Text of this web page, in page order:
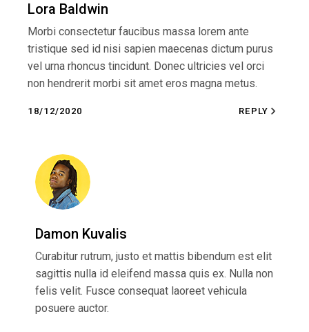
Lora Baldwin
Morbi consectetur faucibus massa lorem ante
tristique sed id nisi sapien maecenas dictum purus
vel urna rhoncus tincidunt. Donec ultricies vel orci
non hendrerit morbi sit amet eros magna metus.
18/12/2020 REPLY
Damon Kuvalis
Curabitur rutrum, justo et mattis bibendum est elit
sagittis nulla id eleifend massa quis ex. Nulla non
felis velit. Fusce consequat laoreet vehicula
posuere auctor.